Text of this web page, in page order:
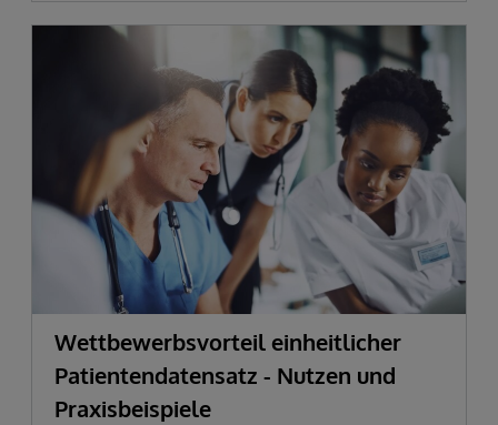
Wettbewerbsvorteil einheitlicher
Patientendatensatz - Nutzen und
Praxisbeispiele